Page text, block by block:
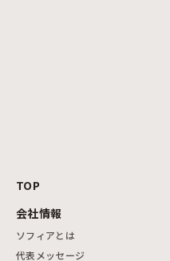
TOP
会社情報
ソフィアとは
代表メッセージ